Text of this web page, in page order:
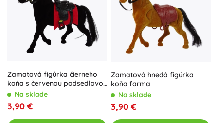
Zamatová figúrka čierneho
koňa s červenou podsedlovou
dečkou a sedlom
Na sklade
3,90 €
Zamatová hnedá figúrka
koňa farma
Na sklade
3,90 €